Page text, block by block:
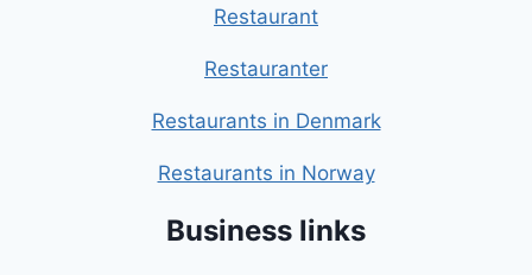
Restaurant
Restauranter
Restaurants in Denmark
Restaurants in Norway
Business links